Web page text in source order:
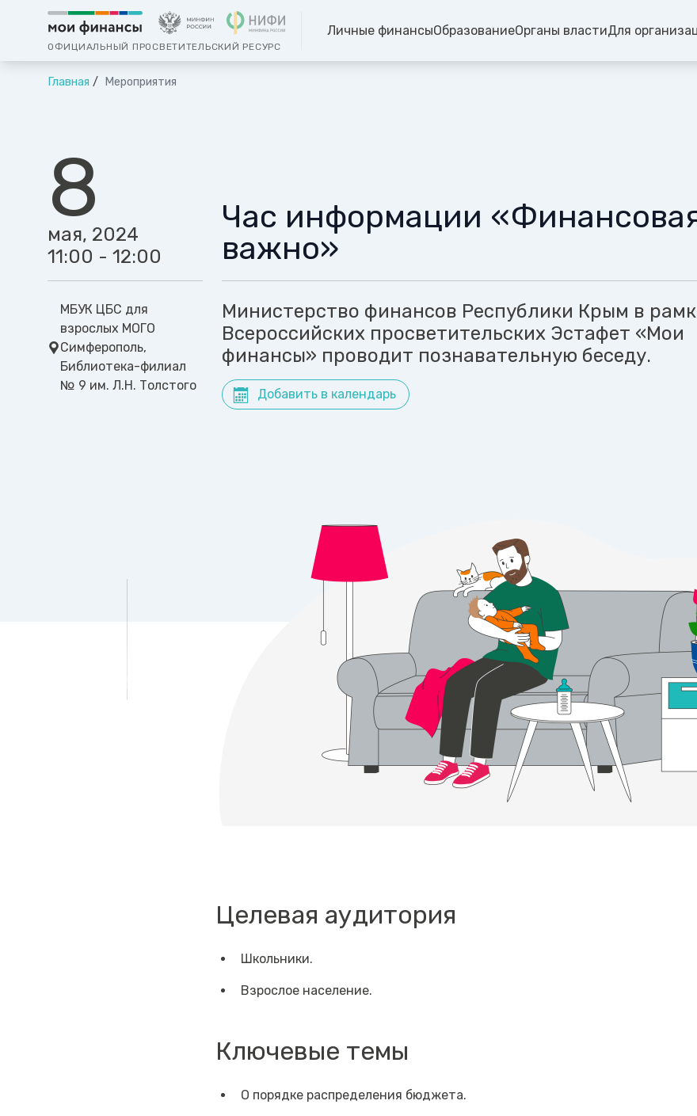
ОФИЦИАЛЬНЫЙ ПРОСВЕТИТЕЛЬСКИЙ РЕСУРС
Личные финансыОбразованиеОрганы властиДля
Главная Мероприятия
8
мая, 2024
11:00 - 12:00
МБУК ЦБС для
взрослых МОГО
Симферополь,
Библиотека-филиал
№ 9 им. Л.Н. Толстого
Час информации
важно»
Министерство финансов Республики Крым в
Всероссийских просветительских Эстафет «Мои
финансы» проводит познавательную беседу.
Добавить в календарь
Целевая аудитория
Школьники.
Взрослое население.
Ключевые темы
О порядке распределения бюджета.